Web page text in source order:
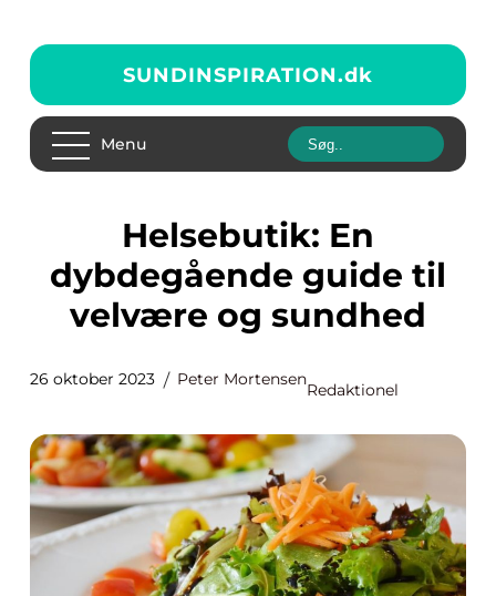
SUNDINSPIRATION.dk
Menu
Helsebutik: En
dybdegående guide til
velvære og sundhed
26 oktober 2023 Peter Mortensen
Redaktionel